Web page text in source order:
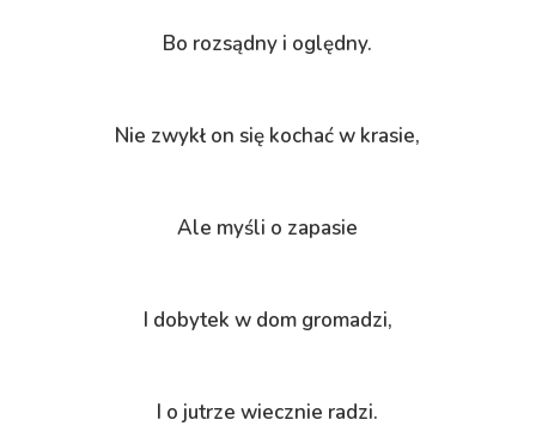
Bo rozsądny i oględny.
Nie zwykł on się kochać w krasie,
Ale myśli o zapasie
I dobytek w dom gromadzi,
I o jutrze wiecznie radzi.